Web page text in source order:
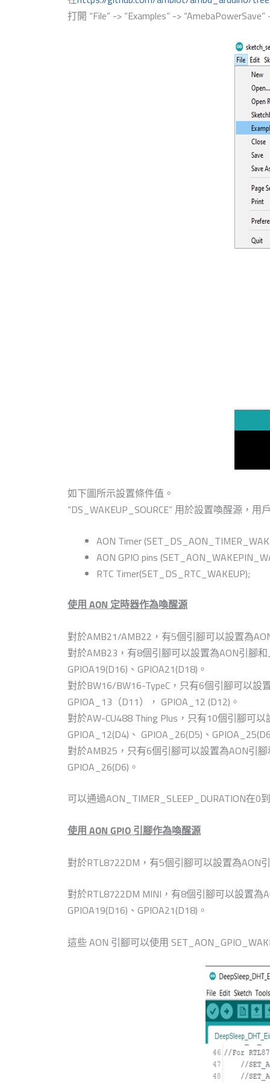
打開 “File” -> “Examples” ->
如下圖所示設置條件值。
“DS_WAKEUP_SOURCE” 用於設置喚醒源，
AON Timer
AON GPIO pins
RTC Timer(SET_DS_RTC_WAKEUP);
使用 AON 定時器作為喚醒源
對於AMB21/AMB22，有5個引腳可以設置為
對於AMB23，有8個引腳可以設置為AON引腳和
GPIOA19(D16)、GPIOA21(D18)。
對於BW16/BW16-TypeC，只有6個引腳可以設
GPIOA_13（D11）， GPIOA_12 (D12)。
對於AW-CU488 Thing Plus，只有10個引腳可
GPIOA_12(D4)、 GPIOA_26(D5)、
對於AMB25，只有6個引腳可以設置為AON引腳
GPIOA_26(D6)。
可以通過AON_TIMER_SLEEP_DURATION在
使用 AON GPIO 引腳作為喚醒源
對於RTL8722DM，有5個引腳可以設置為AON
對於RTL8722DM MINI，有8個引腳可以設置為
GPIOA19(D16)、GPIOA21(D18)。
這些 AON 引腳可以使用